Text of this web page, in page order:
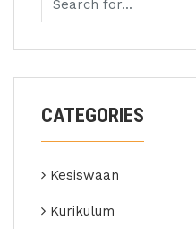
CATEGORIES
Kesiswaan
Kurikulum